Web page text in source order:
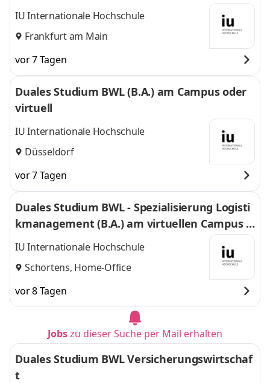
IU Internationale Hochschule
Frankfurt am Main
vor 7 Tagen
Duales Studium BWL (B.A.) am Campus oder
virtuell
IU Internationale Hochschule
Düsseldorf
vor 7 Tagen
Duales Studium BWL - Spezialisierung Logisti
kmanagement (B.A.) am virtuellen Campus -
Nordfrost GmbH & Co. KG
IU Internationale Hochschule
Schortens, Home-Office
vor 8 Tagen
Jobszu dieser Suche per Mail erhalten
Duales Studium BWL Versicherungswirtschaf
t